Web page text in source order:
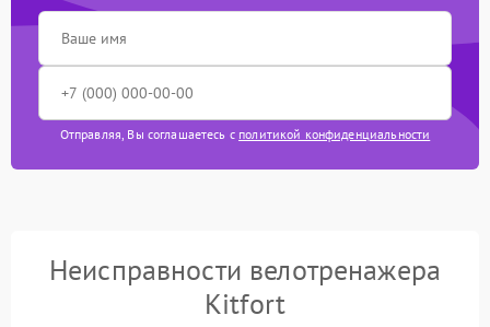
Отправляя, Вы соглашаетесь с политикой конфиденциальности
Неисправности велотренажера
Kitfort